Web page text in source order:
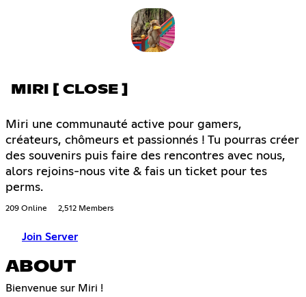
MIRI [ CLOSE ]
Miri une communauté active pour gamers,
créateurs, chômeurs et passionnés ! Tu pourras créer
des souvenirs puis faire des rencontres avec nous,
alors rejoins-nous vite & fais un ticket pour tes
perms.
209 Online 2,512 Members
Join Server
ABOUT
Bienvenue sur Miri !